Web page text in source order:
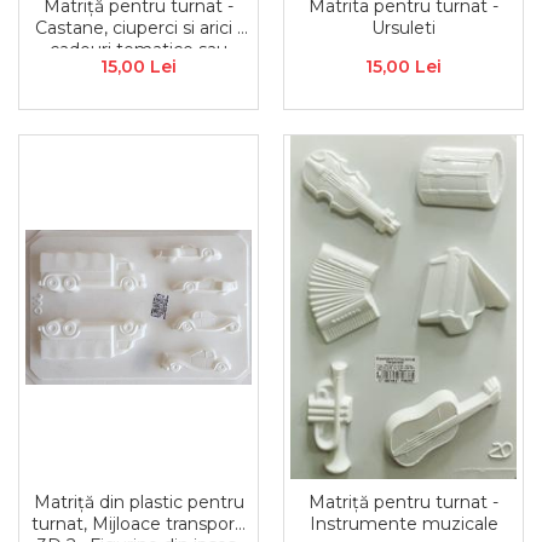
Carton/Hartie unicolor
Hartie creponata
Carton
Rame, albume, notesuri
Masti
Forme/Figurine carton
Panglici, snururi, sarma
Metal
Matriță pentru turnat -
Castane, ciuperci si arici -
cadouri tematice sau
activități creative pentru
15,00 Lei
Matrita pentru turnat -
Ursuleti
15,00 Lei
Matriță din plastic pentru
turnat, Mijloace transport
Matriță pentru turnat -
Instrumente muzicale